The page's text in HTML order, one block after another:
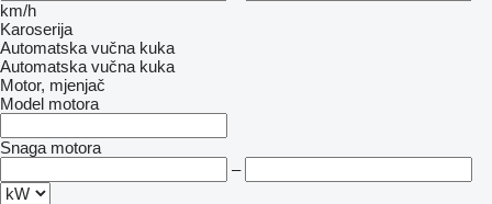
km/h
Karoserija
Automatska vučna kuka
Automatska vučna kuka
Motor, mjenjač
Model motora
Snaga motora
–